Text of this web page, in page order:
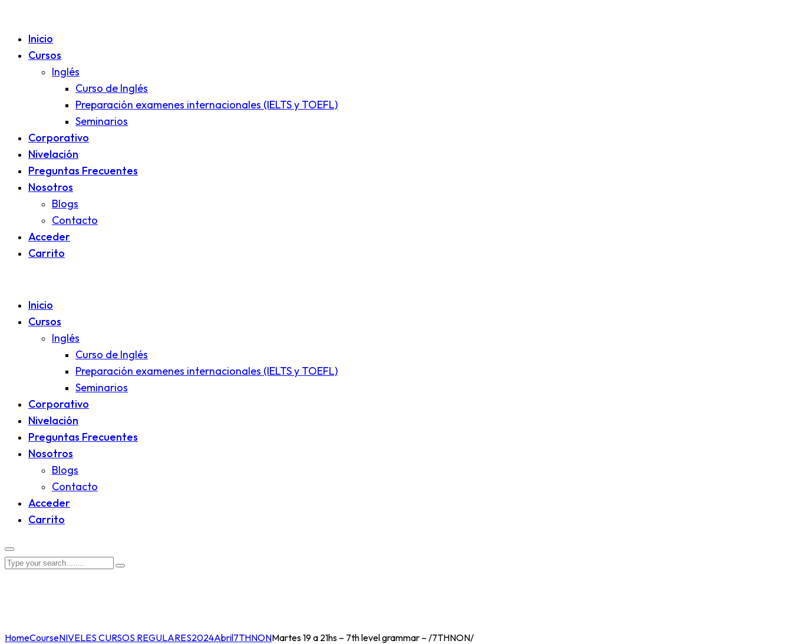
Inicio
Cursos
Inglés
Curso de Inglés
Preparación examenes internacionales (IELTS y TOEFL)
Seminarios
Corporativo
Nivelación
Preguntas Frecuentes
Nosotros
Blogs
Contacto
Acceder
Carrito
Inicio
Cursos
Inglés
Curso de Inglés
Preparación examenes internacionales (IELTS y TOEFL)
Seminarios
Corporativo
Nivelación
Preguntas Frecuentes
Nosotros
Blogs
Contacto
Acceder
Carrito
HomeCourseNIVELES CURSOS REGULARES2024Abril7THNONMartes 19 a 21hs – 7th level grammar – /7THNON/